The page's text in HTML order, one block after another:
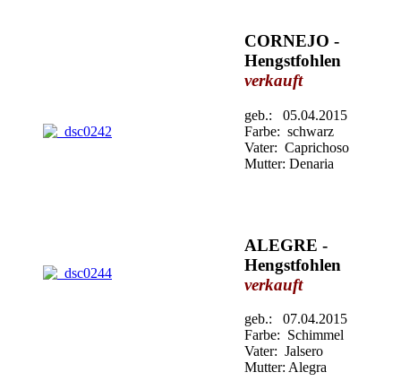
CORNEJO -
Hengstfohlen
verkauft
geb.: 05.04.2015
Farbe: schwarz
Vater: Caprichoso
Mutter: Denaria
ALEGRE -
Hengstfohlen
verkauft
geb.: 07.04.2015
Farbe: Schimmel
Vater: Jalsero
Mutter: Alegra